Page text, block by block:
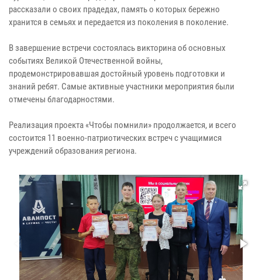
рассказали о своих прадедах, память о которых бережно
хранится в семьях и передается из поколения в поколение.
В завершение встречи состоялась викторина об основных
событиях Великой Отечественной войны,
продемонстрировавшая достойный уровень подготовки и
знаний ребят. Самые активные участники мероприятия были
отмечены благодарностями.
Реализация проекта «Чтобы помнили» продолжается, и всего
состоится 11 военно-патриотических встреч с учащимися
учреждений образования региона.